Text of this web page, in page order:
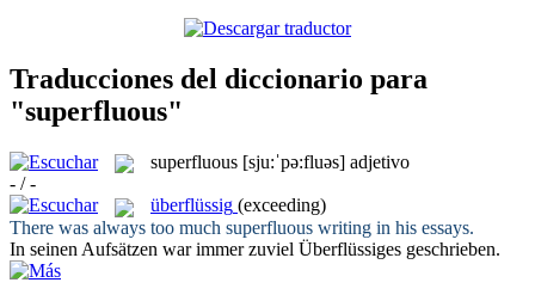
Traducciones del diccionario para
"superfluous"
superfluous [sju:ˈpə:fluəs] adjetivo
- / -
überflüssig (exceeding)
There was always too much superfluous writing in his essays.
In seinen Aufsätzen war immer zuviel Überflüssiges geschrieben.